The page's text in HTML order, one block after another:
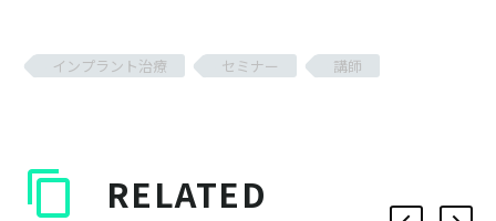
インプラント治療 セミナー 講師
RELATED